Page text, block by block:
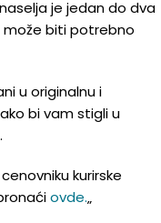
je jedan do dva
može biti potrebno
u originalnu i
bi vam stigli u
kurirske
ovde.„